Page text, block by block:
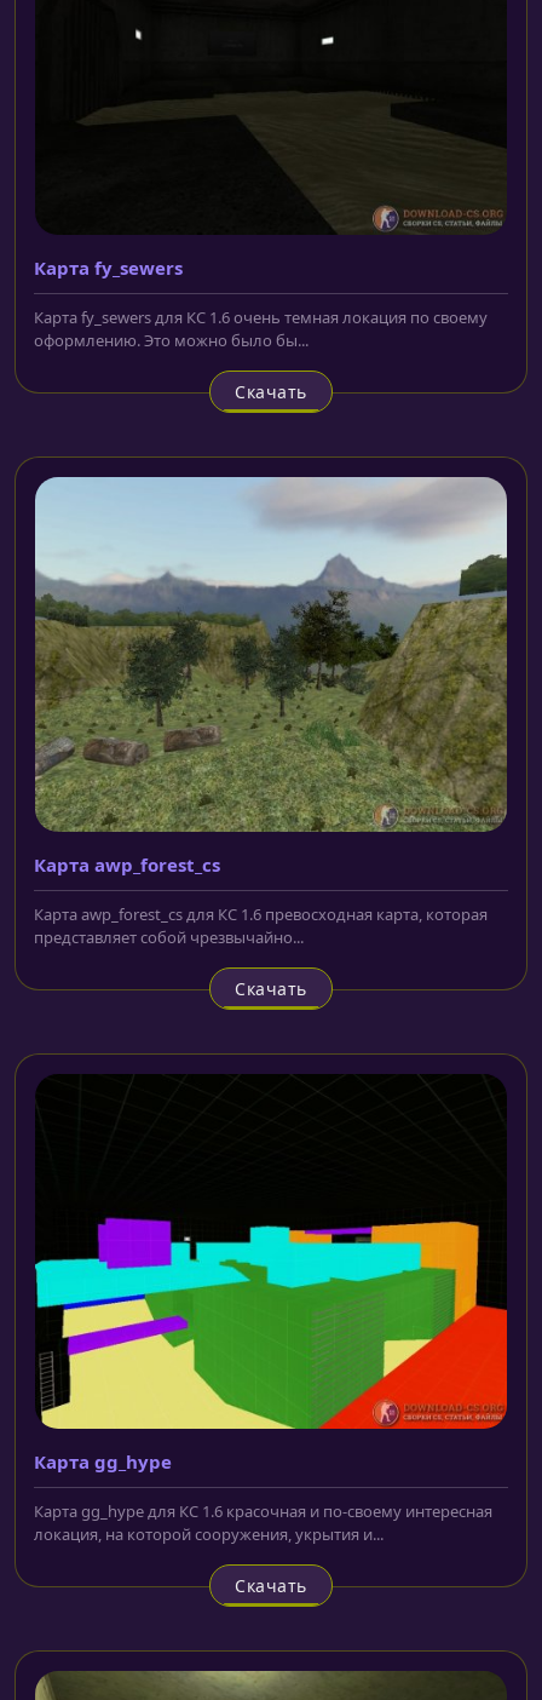
Карта fy_sewers
Карта fy_sewers для КС 1.6 очень темная локация по своему
оформлению. Это можно было бы...
Скачать
Карта awp_forest_cs
Карта awp_forest_cs для КС 1.6 превосходная карта, которая
представляет собой чрезвычайно...
Скачать
Карта gg_hype
Карта gg_hype для КС 1.6 красочная и по-своему интересная
локация, на которой сооружения, укрытия и...
Скачать